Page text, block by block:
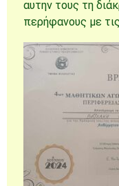
αυτην τους τη
περήφανους με